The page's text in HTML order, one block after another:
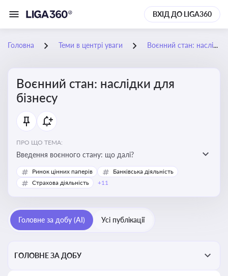
ВХІД ДО LIGA360
Головна Теми в центрі уваги Воєнний стан: наслідки для бізнесу
Воєнний стан: наслідки для
бізнесу
ПРО ЩО ТЕМА:
Введення воєнного стану: що далі?
Ринок цінних паперів
Банківська діяльність
Страхова діяльність
+11
Головне за добу (AI) Усі публікації
ГОЛОВНЕ ЗА ДОБУ